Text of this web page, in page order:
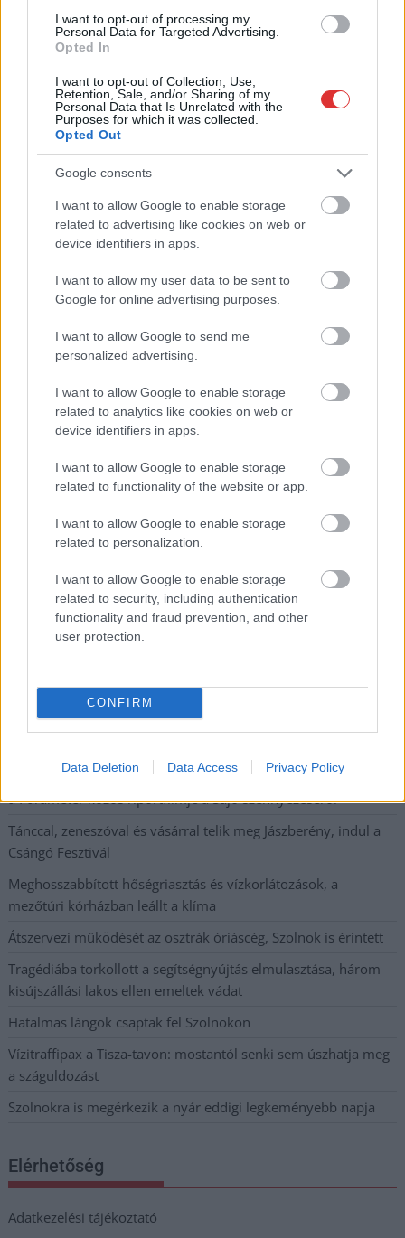
I want to opt-out of processing my
Personal Data for Targeted Advertising.
Opted In
I want to opt-out of Collection, Use,
Retention, Sale, and/or Sharing of my
Personal Data that Is Unrelated with the
Purposes for which it was collected.
Opted Out
Google consents
I want to allow Google to enable storage
related to advertising like cookies on web or
device identifiers in apps.
I want to allow my user data to be sent to
Google for online advertising purposes.
I want to allow Google to send me
personalized advertising.
I want to allow Google to enable storage
related to analytics like cookies on web or
device identifiers in apps.
I want to allow Google to enable storage
related to functionality of the website or app.
I want to allow Google to enable storage
related to personalization.
I want to allow Google to enable storage
related to security, including authentication
functionality and fraud prevention, and other
user protection.
CONFIRM
Data Deletion Data Access Privacy Policy
további üzemeltetését
állapotban levő buszmegálló mutatja, hogy Szolnok mennyire
élhető város
Pénteken újra csökken a benzin és a gázolaj ára is
Napokon belül megválasztja az új köztársasági elnököt az
Kiterjedt tüzek pusztítanak az országban, köztük Karcagon
Harmadfokú hőségriasztás az országban: Szolnokon klímát
javítottak, helikoptereket is bevetettek a tüzeknél
A zárkában rosszul lett, elájult – ilyen körülményekről
számoltak be a szolnoki börtönből
Váratlan fennakadás borította fel a Szolnok–Kecskemét
A polgármester a szolnoki cégekhez fordult: több száz
elbocsátott dolgozón segítene
Csődbe ment a tószegi Accell Hunland, a hazai
kerékpárgyártás meghatározó szereplője
Egyszer fent, egyszer lent, így festett a Duna a két évvel
ezelőtti árvíz idején és így most – fotógyűjtemény
Ilyenek eddig a tapasztalatok a vendégektől – a hőhullám
miatt ingyenes a strandolás Szolnokon
Nem biztató: a hétvégi kisebb felfrissülés után jövő héten
fokokkal
Közzétették a szakértői állásfoglalást, a Fiumei úti fák
A MÚOSZ sajtódíjának második helyét nyerte el a Borsod24 és
a Paraméter közös riportfilmje a Sajó szennyezéséről
Tánccal, zeneszóval és vásárral telik meg Jászberény, indul a
Csángó Fesztivál
Meghosszabbított hőségriasztás és vízkorlátozások, a
mezőtúri kórházban leállt a klíma
Átszervezi működését az osztrák óriáscég, Szolnok is érintett
Tragédiába torkollott a segítségnyújtás elmulasztása, három
kisújszállási lakos ellen emeltek vádat
Hatalmas lángok csaptak fel Szolnokon
Vízitraffipax a Tisza-tavon: mostantól senki sem úszhatja meg
a száguldozást
Szolnokra is megérkezik a nyár eddigi legkeményebb napja
Elérhetőség
Adatkezelési tájékoztató